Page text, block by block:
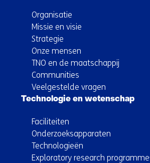
Organisatie
Missie en visie
Strategie
Onze mensen
TNO en de maatschappij
Communities
Veelgestelde vragen
Technologie en wetenschap
Faciliteiten
Onderzoeksapparaten
Technologieën
Exploratory research